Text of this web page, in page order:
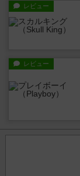
レビュー
レビュー